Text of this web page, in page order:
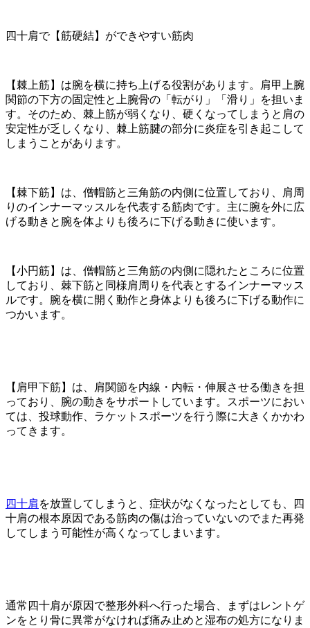
四十肩で【筋硬結】ができやすい筋肉
【棘上筋】は腕を横に持ち上げる役割があります。肩甲上腕
関節の下方の固定性と上腕骨の「転がり」「滑り」を担いま
す。そのため、棘上筋が弱くなり、硬くなってしまうと肩の
安定性が乏しくなり、棘上筋腱の部分に炎症を引き起こして
しまうことがあります。
【棘下筋】は、僧帽筋と三角筋の内側に位置しており、肩周
りのインナーマッスルを代表する筋肉です。主に腕を外に広
げる動きと腕を体よりも後ろに下げる動きに使います。
【小円筋】は、僧帽筋と三角筋の内側に隠れたところに位置
しており、棘下筋と同様肩周りを代表とするインナーマッス
ルです。腕を横に開く動作と身体よりも後ろに下げる動作に
つかいます。
【肩甲下筋】は、肩関節を内線・内転・伸展させる働きを担
っており、腕の動きをサポートしています。スポーツにおい
ては、投球動作、ラケットスポーツを行う際に大きくかかわ
ってきます。
四十肩 を放置してしまうと、症状がなくなったとしても、四
十肩の根本原因である筋肉の傷は治っていないのでまた再発
してしまう可能性が高くなってしまいます。
通常四十肩が原因で整形外科へ行った場合、まずはレントゲ
ンをとり骨に異常がなければ痛み止めと湿布の処方になりま